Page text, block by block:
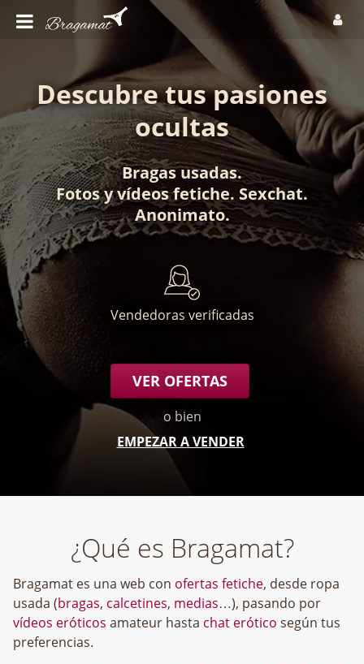
Descubre tus pasiones
ocultas
Bragas usadas.
Fotosyvídeos fetiche. Sexchat.
Anonimato.
Vendedoras verificadas
VER OFERTAS
o bien
EMPEZAR A VENDER
¿Qué es Bragamat?
Bragamat es una web con ofertas fetiche, desde ropa
usada (bragas, calcetines, medias…), pasando por
vídeos eróticos amateur hasta chat erótico según tus
preferencias.